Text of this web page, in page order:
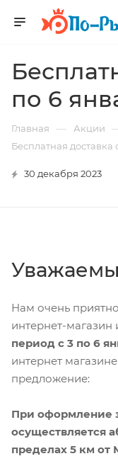
по 6
Главная — Акции
Бесплатная доставка
30 декабря 2023
Нам очень
интернет-
период с 3 по 6
интернет
предложение:
При оформление
осуществляется
пределах 5 км от